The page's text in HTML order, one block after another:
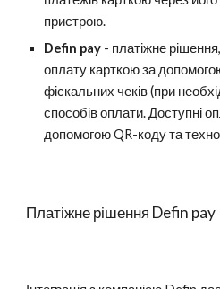
пристрою.
Defin pay - платіжне
оплату карткою за
фіскальних чеків (при
способів оплати. Доступні
допомогою QR-коду та
Платіжне рішення Defin pay